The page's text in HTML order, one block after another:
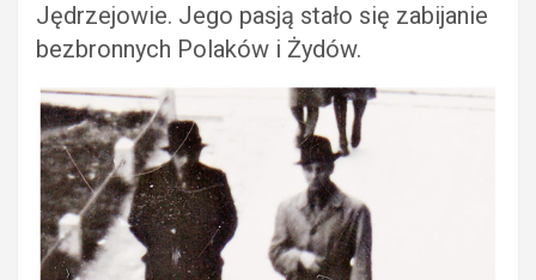
Jędrzejowie. Jego pasją stało się zabijanie
bezbronnych Polaków i Żydów.